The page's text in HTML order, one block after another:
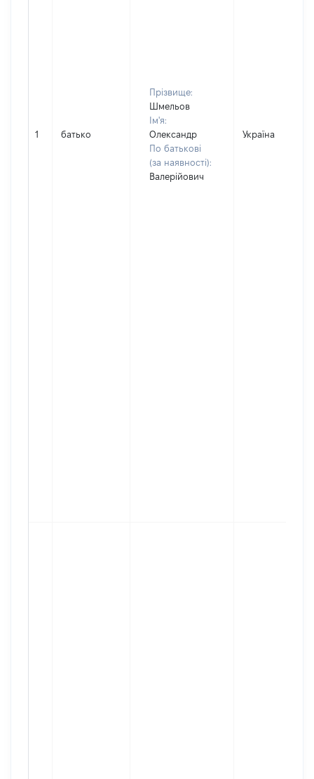
1 батько
Прізвище:
Шмельов
Ім'я:
Олександр
По батькові
(за наявності):
Валерійович
Україна